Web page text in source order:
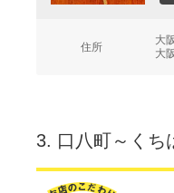
住所
大
大
3. 口八町～くち